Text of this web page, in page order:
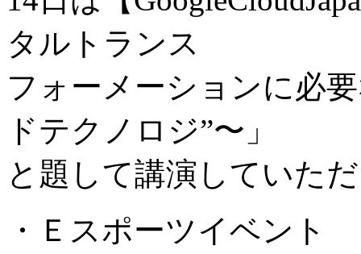
タルトランス
フォーメーションに必
ドテクノロジ”〜」
と題して講演していた
・Ｅスポーツイベント